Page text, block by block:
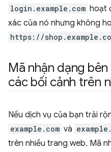
login.example.com hoạt
xác của nó nhưng không
https://
Mã nhận dạng
các bối cảnh trên
Nếu dịch vụ của bạn trải
example.com và
trên nhiều trang web. Mã